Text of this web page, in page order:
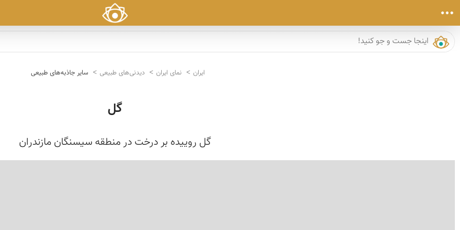
ایران نمای ایران دیدنی‌های طبیعی سایر جاذبه‌های طبیعی
گل
گل روییده بر درخت در منطقه سیسنگان مازندران